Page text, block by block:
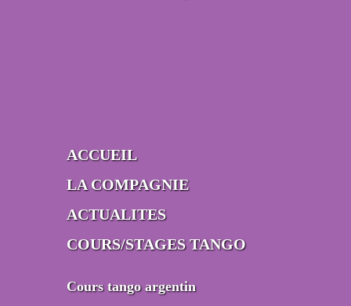
ACCUEIL
LA COMPAGNIE
ACTUALITES
COURS/STAGES TANGO
Cours tango argentin